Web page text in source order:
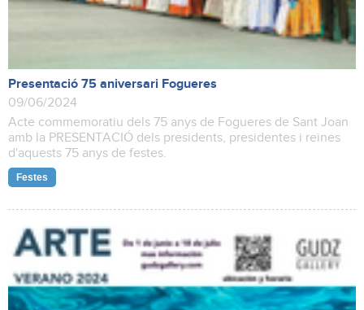
Presentació 75 aniversari Fogueres
09/06/2024
Acte commemoratiu dels 75 anys de Fogueres de Sant Joan
amb la PRESENTACIÓ dels presidents, presidentes i reines
d'aquests 75 anys de festes.
Festes